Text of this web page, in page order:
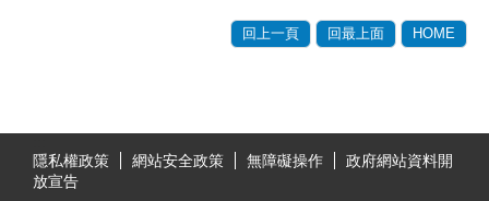
回上一頁 回最上面 HOME
隱私權政策
網站安全政策 無障礙操作
政府網站資料開
放宣告